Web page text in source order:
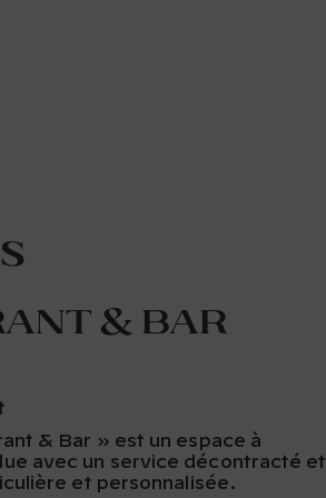
& Bar
& Bar » est un espace à
avec un service décontracté et
et personnalisée.